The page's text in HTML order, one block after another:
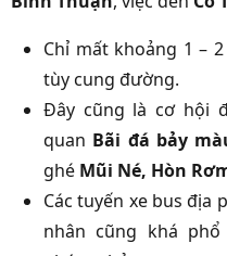
Chỉ mất khoảng 1 –
tùy cung đường.
Đây cũng là cơ hội
quan Bãi đá bảy
ghé Mũi Né, Hòn
Các tuyến xe bus địa
nhân cũng khá